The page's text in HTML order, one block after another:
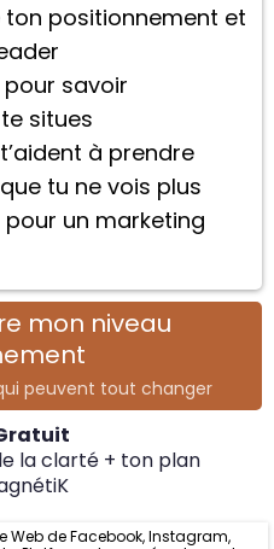
ton positionnement et
savoir
situes
à prendre
tu ne vois plus
un marketing
mon niveau
peuvent tout changer
la clarté + ton plan
Web de Facebook, Instagram,